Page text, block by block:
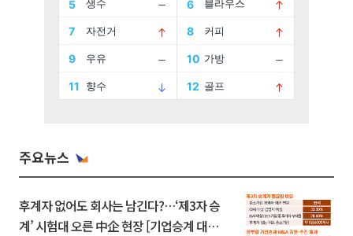
주요뉴스
후계자 없어도 회사는 남긴다?…‘제3자 승
계’ 시험대 오른 中企 현장 [기업승계 대전